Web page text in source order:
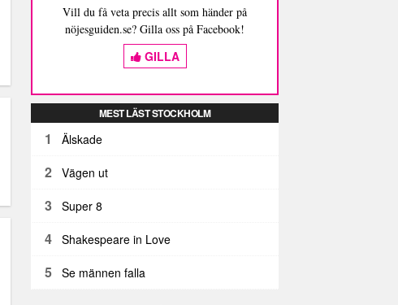
Vill du få veta precis allt som händer på
nöjesguiden.se? Gilla oss på Facebook!
GILLA
MEST LÄST STOCKHOLM
1 Älskade
2 Vägen ut
3 Super 8
4 Shakespeare in Love
5 Se männen falla